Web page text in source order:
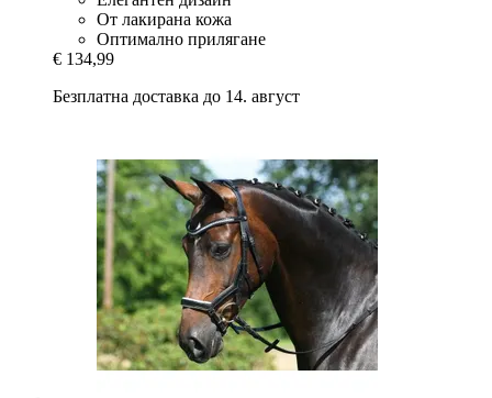
От лакирана кожа
Оптимално прилягане
€ 134,99
Безплатна доставка до 14. август